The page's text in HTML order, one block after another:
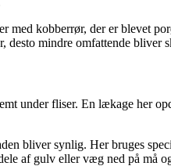
kobberrør, der er blevet
mindre omfattende bliver
under fliser. En lækage her
bliver synlig. Her bruges
af gulv eller væg ned på må